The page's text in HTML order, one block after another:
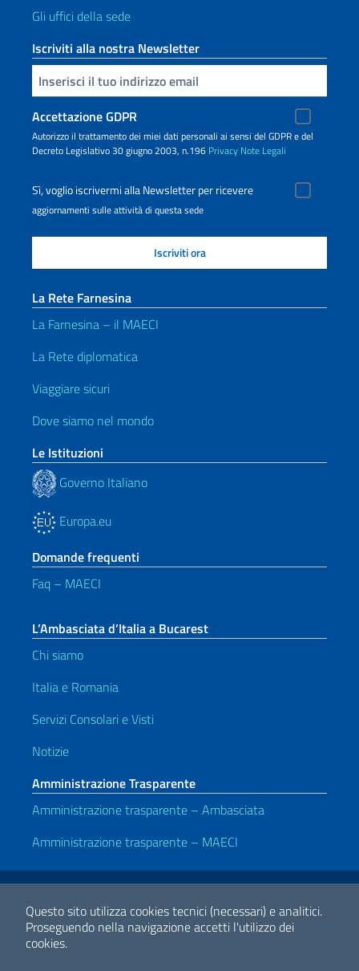
Questo sito utilizza cookies tecnici (necessari) e analitici.
Proseguendo nella navigazione accetti l'utilizzo dei
cookies.
Gli uffici della sede
Iscriviti alla nostra Newsletter
Inserisci la tua email
Accettazione GDPR
Autorizzo il trattamento dei miei dati personali ai sensi del GDPR e del
Decreto Legislativo 30 giugno 2003, n.196 Privacy Note Legali
Sì, voglio iscrivermi alla Newsletter per ricevere
aggiornamenti sulle attività di questa sede
La Rete Farnesina
La Farnesina – il MAECI
La Rete diplomatica
Viaggiare sicuri
Dove siamo nel mondo
Le Istituzioni
Governo Italiano
Europa.eu
Domande frequenti
Faq – MAECI
L’Ambasciata d’Italia a Bucarest
Chi siamo
Italia e Romania
Servizi Consolari e Visti
Notizie
Amministrazione Trasparente
Amministrazione trasparente – Ambasciata
Amministrazione trasparente – MAECI
Link Utili